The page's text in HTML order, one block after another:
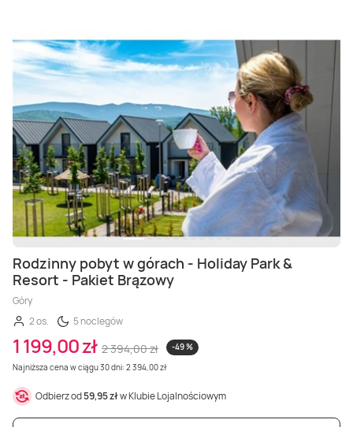
Rodzinny pobyt w górach - Holiday Park &
Resort - Pakiet Brązowy
Góry
2 os.
5 noclegów
1 199,00 zł 2 394,00 zł
-49 %
Najniższa cena w ciągu 30 dni: 2 394,00 zł
Odbierz od59,95 złw Klubie Lojalnościowym